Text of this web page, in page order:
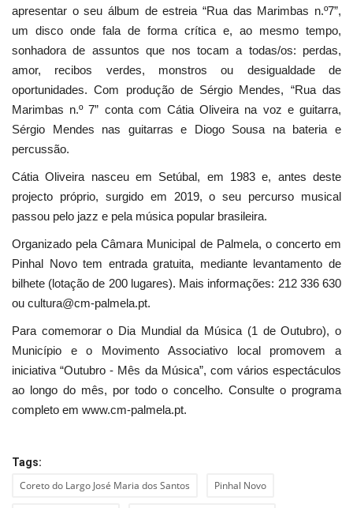
apresentar o seu álbum de estreia “Rua das Marimbas n.º7”,
um disco onde fala de forma crítica e, ao mesmo tempo,
sonhadora de assuntos que nos tocam a todas/os: perdas,
amor, recibos verdes, monstros ou desigualdade de
oportunidades. Com produção de Sérgio Mendes, “Rua das
Marimbas n.º 7” conta com Cátia Oliveira na voz e guitarra,
Sérgio Mendes nas guitarras e Diogo Sousa na bateria e
percussão.
Cátia Oliveira nasceu em Setúbal, em 1983 e, antes deste
projecto próprio, surgido em 2019, o seu percurso musical
passou pelo jazz e pela música popular brasileira.
Organizado pela Câmara Municipal de Palmela, o concerto em
Pinhal Novo tem entrada gratuita, mediante levantamento de
bilhete (lotação de 200 lugares). Mais informações: 212 336 630
ou cultura@cm-palmela.pt.
Para comemorar o Dia Mundial da Música (1 de Outubro), o
Município e o Movimento Associativo local promovem a
iniciativa “Outubro - Mês da Música”, com vários espectáculos
ao longo do mês, por todo o concelho. Consulte o programa
completo em www.cm-palmela.pt.
Tags:
Coreto do Largo José Maria dos Santos Pinhal Novo